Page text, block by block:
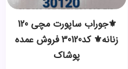
⚜️جوراب ساپورت مچی 120
زنانه⚜️ کد30120 فروش عمده
پوشاک